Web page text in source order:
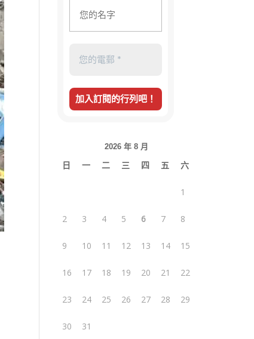
2026 年 8 月
日 一 二 三 四 五 六
1
2 3 4 5 6 7 8
9 10 11 12 13 14 15
16 17 18 19 20 21 22
23 24 25 26 27 28 29
30
31